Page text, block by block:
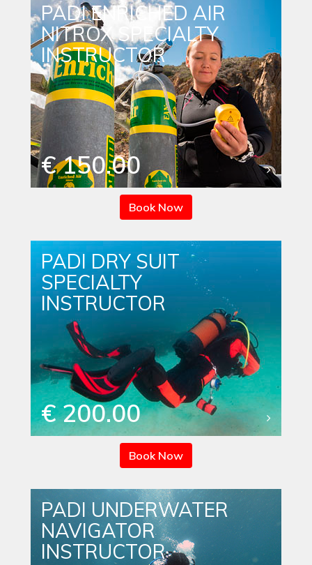
PADI ENRICHED AIR
NITROX SPECIALTY
INSTRUCTOR
€ 150.00
Book Now
PADI DRY SUIT
SPECIALTY
INSTRUCTOR
€ 200.00
Book Now
PADI UNDERWATER
NAVIGATOR
INSTRUCTOR